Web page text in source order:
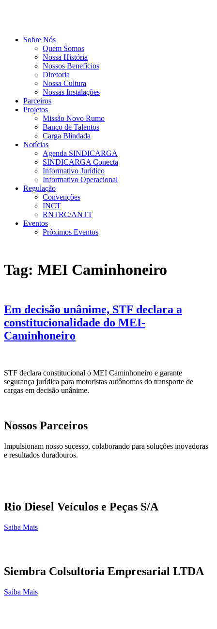
Sobre Nós
Quem Somos
Nossa História
Nossos Benefícios
Diretoria
Nossa Cultura
Nossas Instalações
Parceiros
Projetos
Missão Novo Rumo
Banco de Talentos
Carga Blindada
Notícias
Agenda SINDICARGA
SINDICARGA Conecta
Informativo Jurídico
Informativo Operacional
Regulação
Convenções
INCT
RNTRC/ANTT
Eventos
Próximos Eventos
Tag: MEI Caminhoneiro
Em decisão unânime, STF declara a
constitucionalidade do MEI-
Caminhoneiro
STF declara constitucional o MEI Caminhoneiro e garante
segurança jurídica para motoristas autônomos do transporte de
cargas em decisão unânime.
Nossos Parceiros
Impulsionam nosso sucesso, colaborando para soluções inovadoras
e resultados duradouros.
Rio Diesel Veículos e Peças S/A
Saiba Mais
Siembra Colsultoria Empresarial LTDA
Saiba Mais